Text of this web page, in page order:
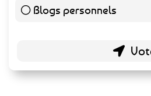
Blogs personnels